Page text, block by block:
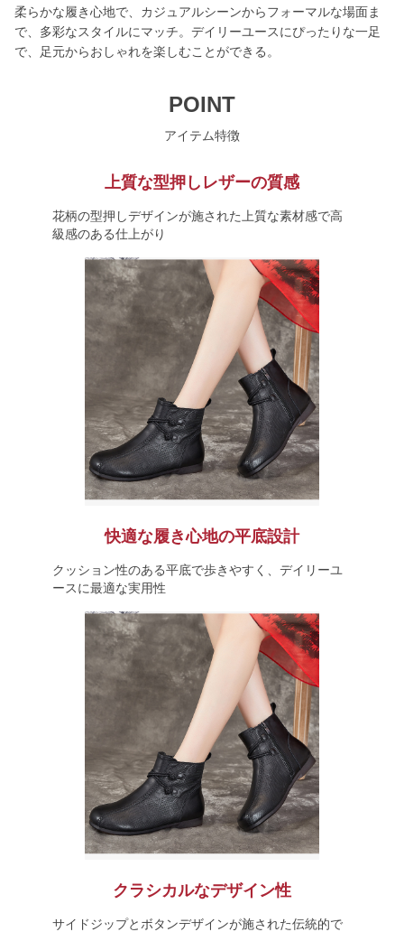
柔らかな履き心地で、カジュアルシーンからフォーマルな場面ま
で、多彩なスタイルにマッチ。デイリーユースにぴったりな一足
で、足元からおしゃれを楽しむことができる。
POINT
アイテム特徴
上質な型押しレザーの質感
花柄の型押しデザインが施された上質な素材感で高
級感のある仕上がり
快適な履き心地の平底設計
クッション性のある平底で歩きやすく、デイリーユ
ースに最適な実用性
クラシカルなデザイン性
サイドジップとボタンデザインが施された伝統的で